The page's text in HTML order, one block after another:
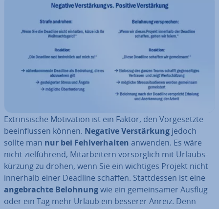
Ex­trin­si­sche Mo­ti­va­ti­on ist ein Faktor, den Vor­ge­setz­te
be­ein­flus­sen können. Negative Ver­stär­kung jedoch
sollte man nur bei Fehl­ver­hal­ten anwenden. Es wäre
nicht ziel­füh­rend, Mit­ar­bei­tern vor­sorg­lich mit Ur­laubs­
kür­zung zu drohen, wenn Sie ein wichtiges Projekt nicht
innerhalb einer Deadline schaffen. Statt­des­sen ist eine
an­ge­brach­te Belohnungwie ein ge­mein­sa­mer Ausflug
oder ein Tag mehr Urlaub ein besserer Anreiz. Denn